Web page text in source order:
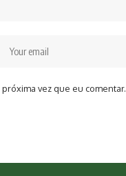
vez que eu comentar.